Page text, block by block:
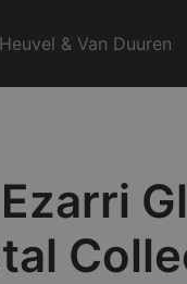
& Van Duuren
Ezarri